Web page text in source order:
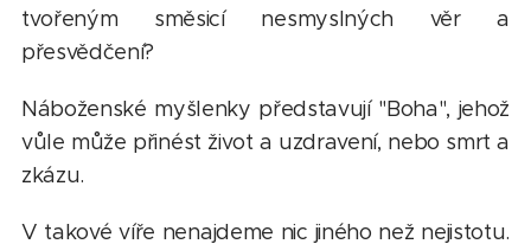
tvořeným směsicí nesmyslných věr a
přesvědčení?
Náboženské myšlenky představují "Boha", jehož
vůle může přinést život a uzdravení, nebo smrt a
zkázu.
V takové víře nenajdeme nic jiného než nejistotu.